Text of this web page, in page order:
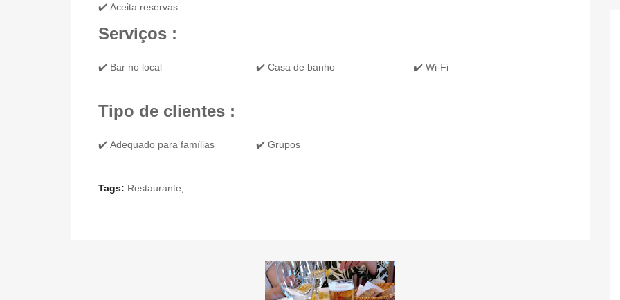
✔️ Aceita reservas
Serviços :
✔️ Bar no local ✔️ Casa de banho ✔️ Wi-Fi
Tipo de clientes :
✔️ Adequado para famílias ✔️ Grupos
Tags: Restaurante,